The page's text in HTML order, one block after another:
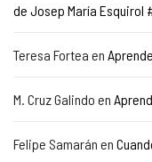
de Josep María
Teresa Fortea en
M. Cruz Galindo en
Felipe Samarán en